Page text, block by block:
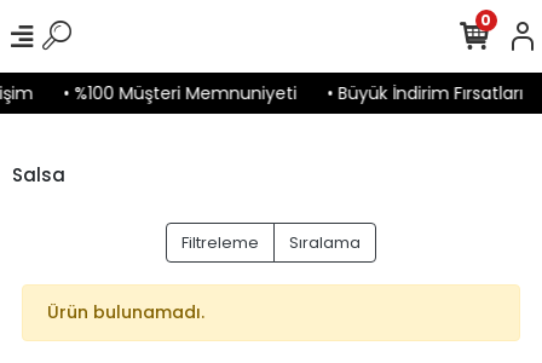
• %100 Müşteri Memnuniyeti • Büyük İndirim Fırsatları
0
Salsa
Filtreleme Sıralama
Ürün bulunamadı.